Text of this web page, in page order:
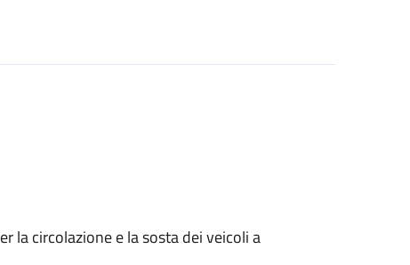
la circolazione e la sosta dei veicoli a